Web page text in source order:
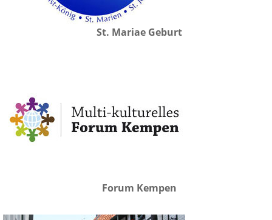
St. Mariae Geburt
Forum Kempen